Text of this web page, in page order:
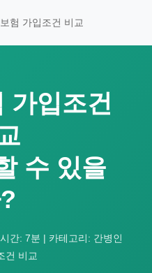
험 가입조건 비교
가입조건
수 있을
간: 7분 | 카테고리: 간병인
건 비교